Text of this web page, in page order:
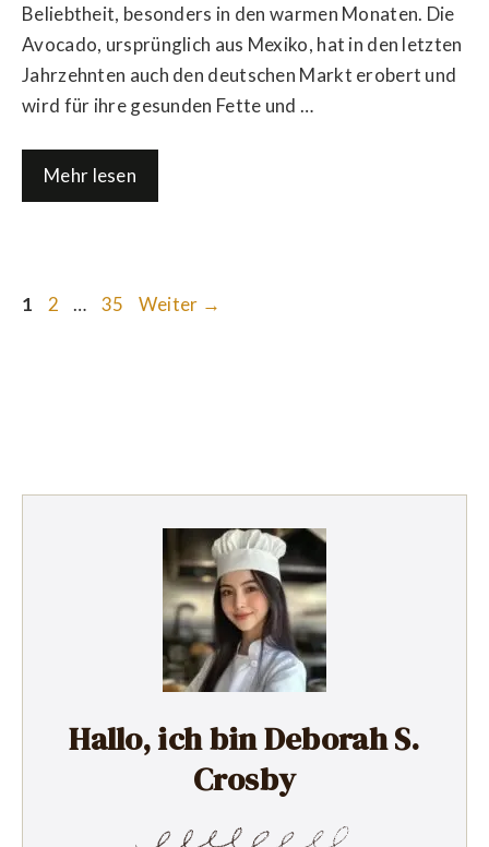
Beliebtheit, besonders in den warmen Monaten. Die
Avocado, ursprünglich aus Mexiko, hat in den letzten
Jahrzehnten auch den deutschen Markt erobert und
wird für ihre gesunden Fette und …
Mehr lesen
Seite
1 Seite
2 … Seite
35 Weiter →
Hallo, ich bin Deborah S.
Crosby